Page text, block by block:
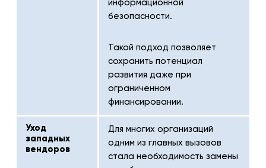
безопасности.
Такой подход позволяет
сохранить потенциал
развития даже при
ограниченном
финансировании.
Уход
западных
вендоров
Для многих организаций
одним из главных вызовов
стала необходимость замены